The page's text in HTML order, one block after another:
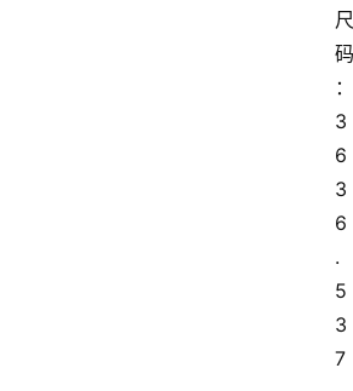
尺
码
：
3
6
3
6
.
5
3
7